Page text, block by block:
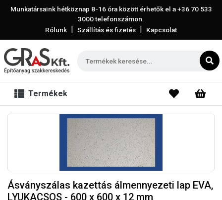
Munkatársaink hétköznap 8-16 óra között érhetők el a+36 70 533
3000telefonszámon.
Rólunk | Szállítás és fizetés | Kapcsolat
Termékek
Ásványszálas kazettás álmennyezeti lap EVA,
LYUKACSOS - 600 x 600 x 12 mm